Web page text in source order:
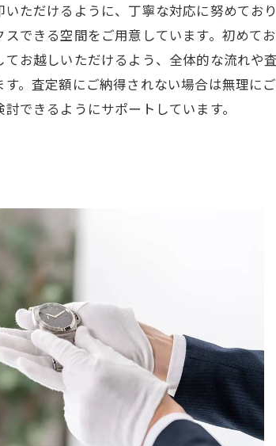
いただけるように、丁寧な対応に努めてお
スできる空間をご用意しています。初めて
てお越しいただけるよう、全体的な流れや
す。査定額にご納得されない場合は無理に
できるようにサポートしています。